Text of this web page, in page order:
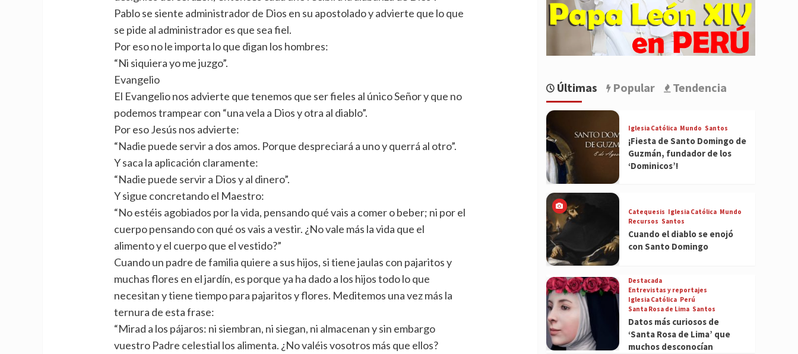
Pablo se siente administrador de Dios en su apostolado y advierte que lo que
se pide al administrador es que sea fiel.
Por eso no le importa lo que digan los hombres:
“Ni siquiera yo me juzgo”.
Evangelio
El Evangelio nos advierte que tenemos que ser fieles al único Señor y que no
podemos trampear con “una vela a Dios y otra al diablo”.
Por eso Jesús nos advierte:
“Nadie puede servir a dos amos. Porque despreciará a uno y querrá al otro”.
Y saca la aplicación claramente:
“Nadie puede servir a Dios y al dinero”.
Y sigue concretando el Maestro:
“No estéis agobiados por la vida, pensando qué vais a comer o beber; ni por el
cuerpo pensando con qué os vais a vestir. ¿No vale más la vida que el
alimento y el cuerpo que el vestido?”
Cuando un padre de familia quiere a sus hijos, si tiene jaulas con pajaritos y
muchas flores en el jardín, es porque ya ha dado a los hijos todo lo que
necesitan y tiene tiempo para pajaritos y flores. Meditemos una vez más la
ternura de esta frase:
“Mirad a los pájaros: ni siembran, ni siegan, ni almacenan y sin embargo
vuestro Padre celestial los alimenta. ¿No valéis vosotros más que ellos?
Últimas Popular Tendencia
Iglesia Católica Mundo Santos
¡Fiesta de Santo Domingo de
Guzmán, fundador de los
‘Dominicos’!
Catequesis Iglesia Católica Mundo
Recursos Santos
Cuando el diablo se enojó
con Santo Domingo
Destacada
Entrevistas y reportajes
Iglesia Católica Perú
Santa Rosa de Lima Santos
Datos más curiosos de
‘Santa Rosa de Lima’ que
muchos desconocían